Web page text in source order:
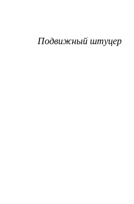
Подвижный штуцер